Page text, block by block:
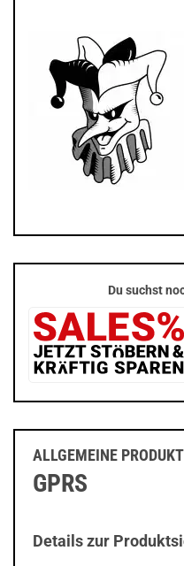
Du suchst
ALLGEMEINE
GPRS
Details zur